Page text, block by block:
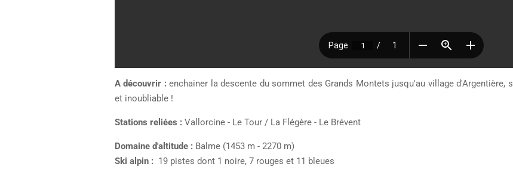
A découvrir : enchainer la descente du sommet des Grands Montets jusqu'au village d'Argentière,
et inoubliable !
Stations reliées : Vallorcine - Le Tour / La Flégère - Le Brévent
Domaine d'altitude : Balme (1453 m - 2270 m)
Ski alpin : 19 pistes dont 1 noire, 7 rouges et 11 bleues